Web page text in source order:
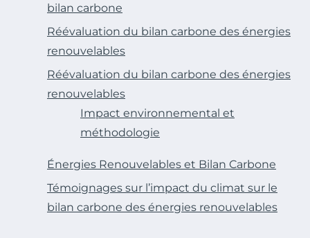
bilan carbone
Réévaluation du bilan carbone des énergies
renouvelables
Réévaluation du bilan carbone des énergies
renouvelables
Impact environnemental et
méthodologie
Énergies Renouvelables et Bilan Carbone
Témoignages sur l’impact du climat sur le
bilan carbone des énergies renouvelables